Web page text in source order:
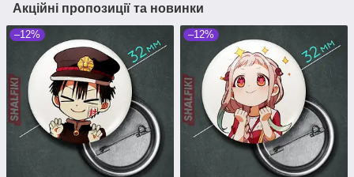
Акційні пропозиції та новинки
–12% –12%